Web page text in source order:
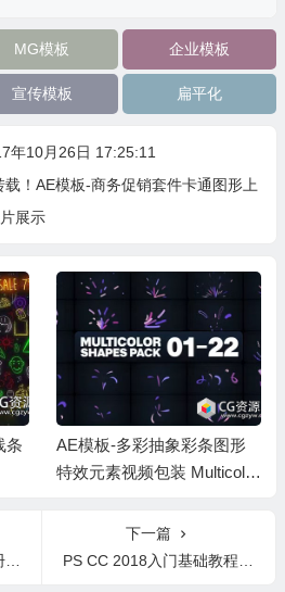
MG模板 企业模板
宣传模板 扁平化
年10月26日 17:25:11
！ AE模板-商务促销套件卡通图形上
展示
条
AE模板-多彩抽象彩条图形
特效元素视频包装 Multicolor
下一篇
PS CC 2018入门基础教程(英文字幕)Photoshop CC 2018 Essential Training The Basics